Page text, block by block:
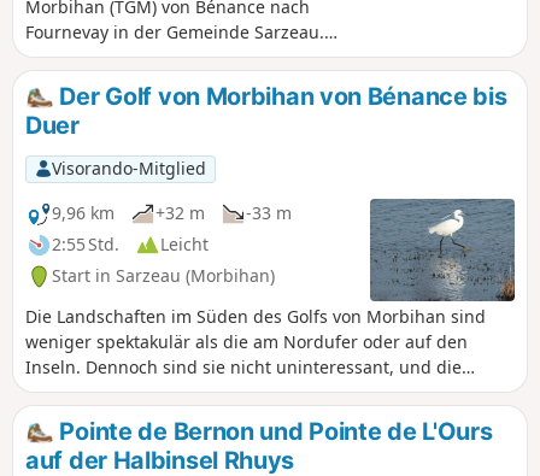
Morbihan (TGM) von Bénance nach
Fournevay in der Gemeinde Sarzeau.
Schöne Ausblicke auf die Inseln: Pladic,
Bailleron, Tascon, Iluric, Ilur und Arz im
Hintergrund. Die Küste ist auf der
Strecke überwiegend schlammig,
besonders in den Buchten. Im Winter
und Frühling gibt es zahlreiche Vögel zu
beobachten! Von November bis April
sind viele Abschnitte des Weges nach
Regenfällen sehr matschig.
Der Golf von Morbihan von Bénance bis
Duer
Visorando-Mitglied
9,96 km
+32 m
-33 m
2:55 Std.
Leicht
Start in Sarzeau (Morbihan)
Die Landschaften im Süden des Golfs von Morbihan sind
weniger spektakulär als die am Nordufer oder auf den
Inseln. Dennoch sind sie nicht uninteressant, und die
Vielzahl der Schlösser, die die Halbinsel Rhuys auf der
Golfseite säumen, verdeutlicht diesen Reiz.
Pointe de Bernon und Pointe de L'Ours
auf der Halbinsel Rhuys